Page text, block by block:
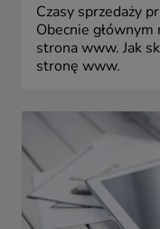
Czasy sprzedaży
Obecnie
strona www. Jak
stronę www.